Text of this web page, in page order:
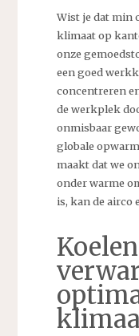
Wist je dat min
klimaat op
onze
een goed
concentreren
de werkplek
onmisbaar
globale
maakt dat we
onder warme
is, kan de airco